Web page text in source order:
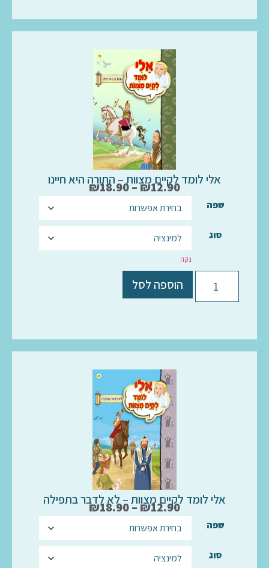
אלי לומד לקיים מצוות – התורה היא חיינו
₪12.90
–
₪18.90
שפה
סוג
נקה
הוספה לסל
אלי לומד לקיים מצוות – לא לדבר בתפילה
₪12.90
–
₪18.90
שפה
סוג